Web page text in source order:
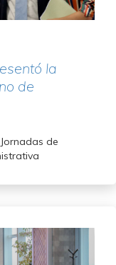
la
de
de